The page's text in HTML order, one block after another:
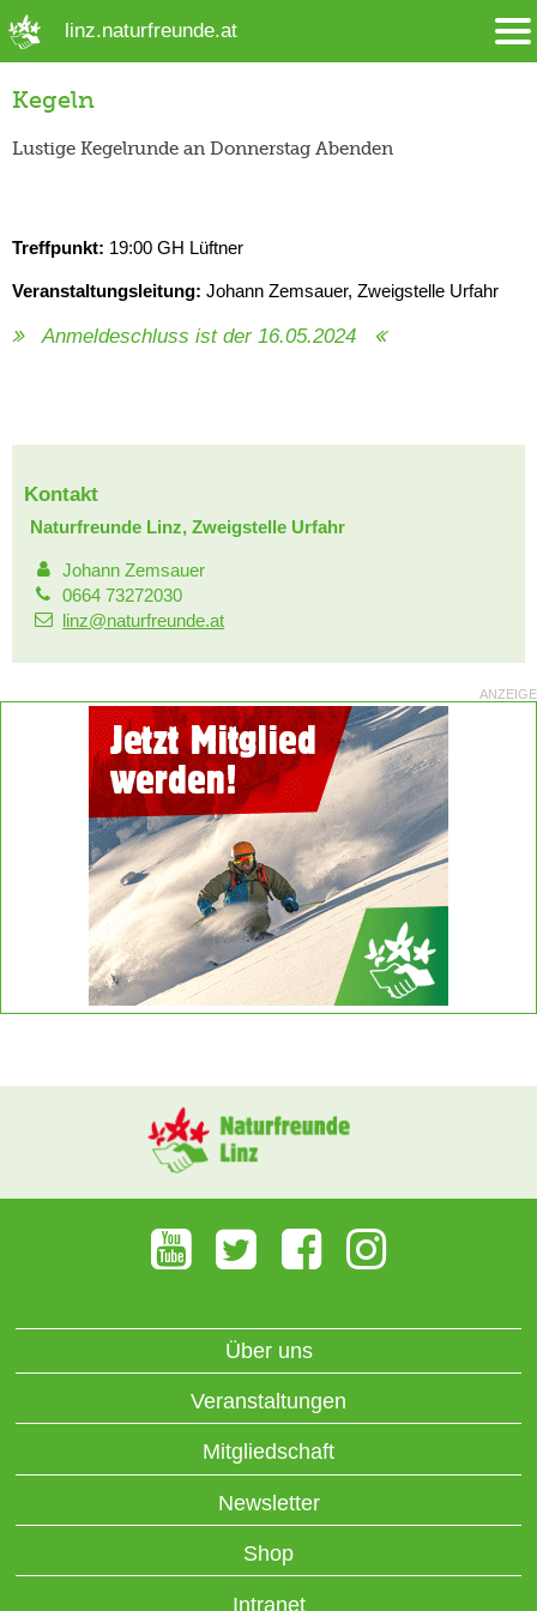
linz.naturfreunde.at
Kegeln
Lustige Kegelrunde an Donnerstag Abenden
Treffpunkt: 19:00 GH Lüftner
Veranstaltungsleitung: Johann Zemsauer, Zweigstelle Urfahr
Anmeldeschluss ist der 16.05.2024
Kontakt
Naturfreunde Linz, Zweigstelle Urfahr
Johann Zemsauer
0664 73272030
linz@naturfreunde.at
ANZEIGE
Über uns
Veranstaltungen
Mitgliedschaft
Newsletter
Shop
Intranet